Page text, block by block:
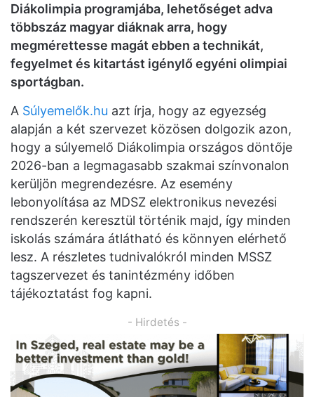
Diákolimpia programjába, lehetőséget adva
többszáz magyar diáknak arra, hogy
megmérettesse magát ebben a technikát,
fegyelmet és kitartást igénylő egyéni olimpiai
sportágban.
A Súlyemelők.hu azt írja, hogy az egyezség
alapján a két szervezet közösen dolgozik azon,
hogy a súlyemelő Diákolimpia országos döntője
2026-ban a legmagasabb szakmai színvonalon
kerüljön megrendezésre. Az esemény
lebonyolítása az MDSZ elektronikus nevezési
rendszerén keresztül történik majd, így minden
iskolás számára átlátható és könnyen elérhető
lesz. A részletes tudnivalókról minden MSSZ
tagszervezet és tanintézmény időben
tájékoztatást fog kapni.
- Hirdetés -